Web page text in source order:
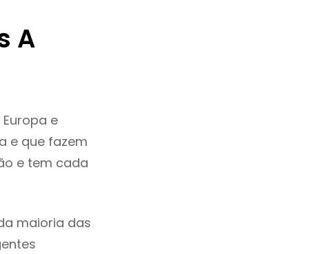
A
e
e que fazem
e tem cada
maioria das